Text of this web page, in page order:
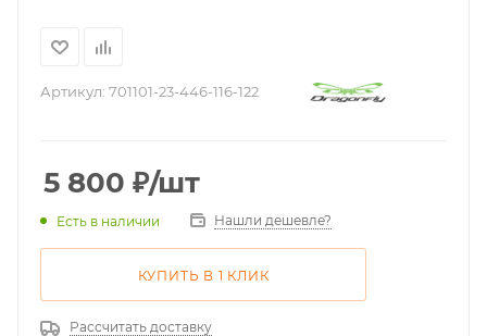
Артикул: 701101-23-446-116-122
5 800 ₽/шт
Есть в наличии Нашли дешевле?
КУПИТЬ В 1 КЛИК
Рассчитать доставку